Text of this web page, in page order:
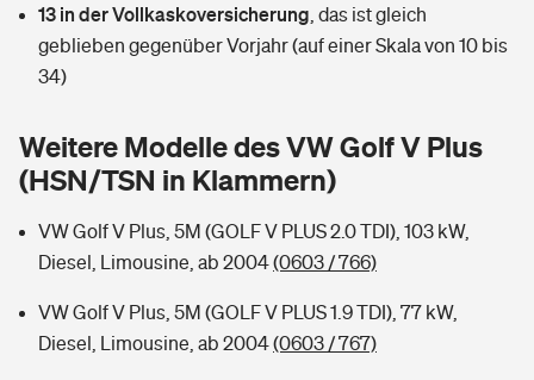
Tools
Wer versichert was: Jetzt Versicherer finden
Sie haben Fragen?
Handyversicherung
Musikinstrumentenversicherung
Zur Übersicht
Tools
Sie haben Fragen?
13 in der Vollkaskoversicherung das ist gleich
geblieben gegenüber Vorjahr (auf einer Skala von 10 bis
34)
Weitere Modelle des VW Golf V Plus
(HSN/TSN in Klammern)
VW Golf V Plus, 5M (GOLF V PLUS 2.0 TDI), 103 kW,
Diesel, Limousine, ab 2004(0603 / 766)
VW Golf V Plus, 5M (GOLF V PLUS 1.9 TDI), 77 kW,
Diesel, Limousine, ab 2004(0603 / 767)